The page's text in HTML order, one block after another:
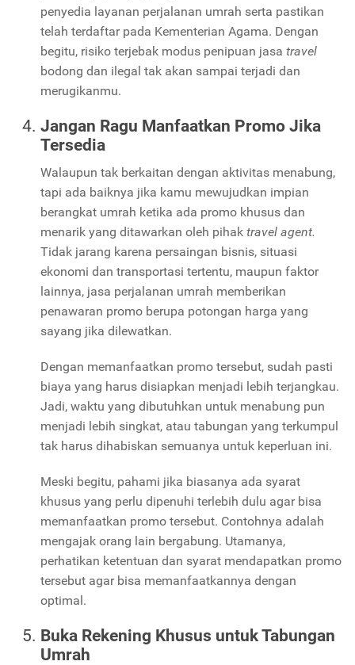
penyedia layanan perjalanan umrah serta pastikan
telah terdaftar pada Kementerian Agama. Dengan
begitu, risiko terjebak modus penipuan jasa travel
bodong dan ilegal tak akan sampai terjadi dan
merugikanmu.
Jangan Ragu Manfaatkan Promo Jika
Tersedia
Walaupun tak berkaitan dengan aktivitas menabung,
tapi ada baiknya jika kamu mewujudkan impian
berangkat umrah ketika ada promo khusus dan
menarik yang ditawarkan oleh pihak travel agent.
Tidak jarang karena persaingan bisnis, situasi
ekonomi dan transportasi tertentu, maupun faktor
lainnya, jasa perjalanan umrah memberikan
penawaran promo berupa potongan harga yang
sayang jika dilewatkan.
Dengan memanfaatkan promo tersebut, sudah pasti
biaya yang harus disiapkan menjadi lebih terjangkau.
Jadi, waktu yang dibutuhkan untuk menabung pun
menjadi lebih singkat, atau tabungan yang terkumpul
tak harus dihabiskan semuanya untuk keperluan ini.
Meski begitu, pahami jika biasanya ada syarat
khusus yang perlu dipenuhi terlebih dulu agar bisa
memanfaatkan promo tersebut. Contohnya adalah
mengajak orang lain bergabung. Utamanya,
perhatikan ketentuan dan syarat mendapatkan promo
tersebut agar bisa memanfaatkannya dengan
optimal.
Buka Rekening Khusus untuk Tabungan
Umrah